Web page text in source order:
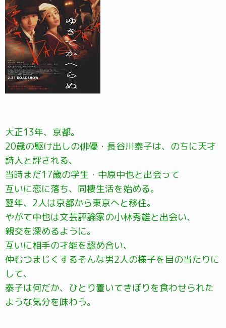
大正13年、京都。
20歳の駆け出しの俳優・長谷川泰子は、のちに天才
詩人と評される、
当時まだ17歳の学生・中原中也と出会って
互いに恋に落ち、同棲生活を始める。
翌年、2人は京都から東京へと移住。
やがて中也は文芸評論家の小林秀雄と出会い、
親交を深めるように。
互いに相手の才能を認め合い、
仲むつまじくするそんな男2人の様子を目の当たりに
して、
泰子は何だか、ひとり置いてきぼりを食わせられた
ような気分を味わう。